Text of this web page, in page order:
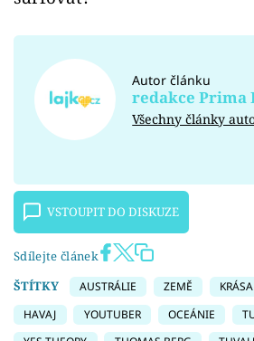
Autor článku
redakce Prima
Všechny články
VSTOUPIT DO DISKUZE
Sdílejte článek
ŠTÍTKY
AUSTRÁLIE ZEMĚ KRÁSA
HAVAJ
YOUTUBER OCEÁNIE